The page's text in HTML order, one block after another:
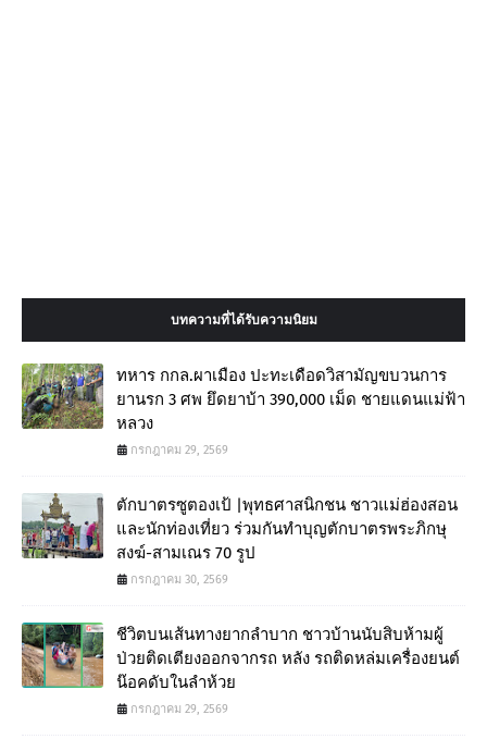
บทความที่ได้รับความนิยม
ทหาร กกล.ผาเมือง ปะทะเดือดวิสามัญขบวนการ
ยานรก 3 ศพ ยึดยาบ้า 390,000 เม็ด ชายแดนแม่ฟ้า
หลวง
กรกฎาคม 29, 2569
ตักบาตรซูตองเป้ |พุทธศาสนิกชน ชาวแม่ฮ่องสอน
และนักท่องเที่ยว ร่วมกันทำบุญตักบาตรพระภิกษุ
สงฆ์-สามเณร 70 รูป
กรกฎาคม 30, 2569
ชีวิตบนเส้นทางยากลำบาก ชาวบ้านนับสิบห้ามผู้
ป่วยติดเตียงออกจากรถ หลัง รถติดหล่มเครื่องยนต์
น๊อคดับในลำห้วย
กรกฎาคม 29, 2569